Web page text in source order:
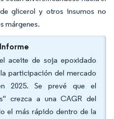
glicerol y otros insumos no
márgenes.
aceite de soja epoxidado
participación del mercado
2025. Se prevé que el
crezca a una CAGR del
el más rápido dentro de la